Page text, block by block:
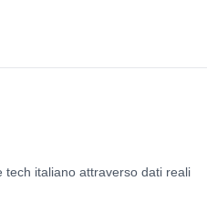
tech italiano attraverso dati reali